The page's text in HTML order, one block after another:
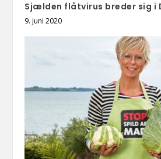
Sjælden flåtvirus breder sig i
9. juni 2020